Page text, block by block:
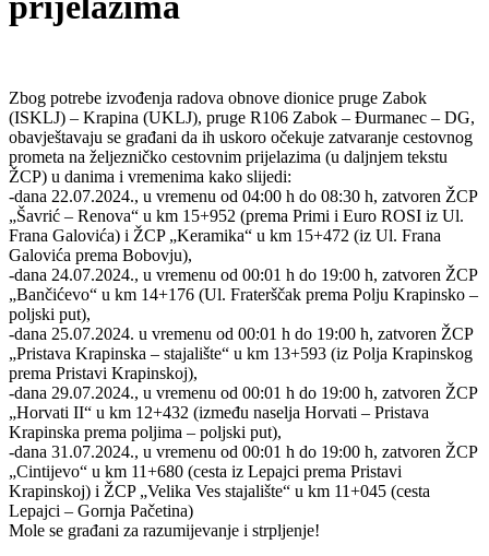
Zbog potrebe izvođenja radova obnove dionice pruge Zabok
(ISKLJ) – Krapina (UKLJ), pruge R106 Zabok – Đurmanec – DG,
obavještavaju se građani da ih uskoro očekuje zatvaranje cestovnog
prometa na željezničko cestovnim prijelazima (u daljnjem tekstu
ŽCP) u danima i vremenima kako slijedi:
-dana 22.07.2024., u vremenu od 04:00 h do 08:30 h, zatvoren ŽCP
„Šavrić – Renova“ u km 15+952 (prema Primi i Euro ROSI iz Ul.
Frana Galovića) i ŽCP „Keramika“ u km 15+472 (iz Ul. Frana
Galovića prema Bobovju),
-dana 24.07.2024., u vremenu od 00:01 h do 19:00 h, zatvoren ŽCP
„Bančićevo“ u km 14+176 (Ul. Fraterščak prema Polju Krapinsko –
poljski put),
-dana 25.07.2024. u vremenu od 00:01 h do 19:00 h, zatvoren ŽCP
„Pristava Krapinska – stajalište“ u km 13+593 (iz Polja Krapinskog
prema Pristavi Krapinskoj),
-dana 29.07.2024., u vremenu od 00:01 h do 19:00 h, zatvoren ŽCP
„Horvati II“ u km 12+432 (između naselja Horvati – Pristava
Krapinska prema poljima – poljski put),
-dana 31.07.2024., u vremenu od 00:01 h do 19:00 h, zatvoren ŽCP
„Cintijevo“ u km 11+680 (cesta iz Lepajci prema Pristavi
Krapinskoj) i ŽCP „Velika Ves stajalište“ u km 11+045 (cesta
Lepajci – Gornja Pačetina)
Mole se građani za razumijevanje i strpljenje!